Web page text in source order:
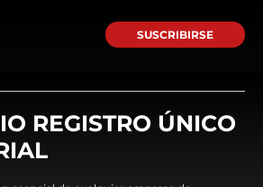
SUSCRIBIRSE
REGISTRO ÚNICO